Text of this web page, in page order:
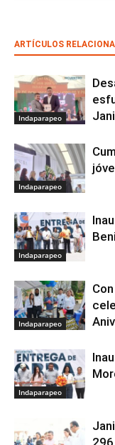
ARTÍCULOS
Indaparapeo
Indaparapeo
Indaparapeo
Indaparapeo
Indaparapeo